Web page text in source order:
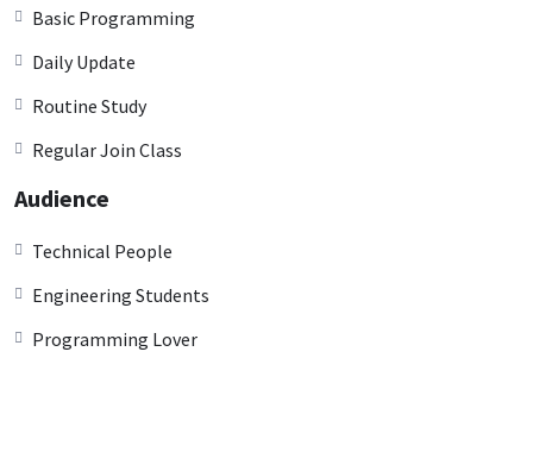
Basic Programming
Daily Update
Routine Study
Regular Join Class
Audience
Technical People
Engineering Students
Programming Lover